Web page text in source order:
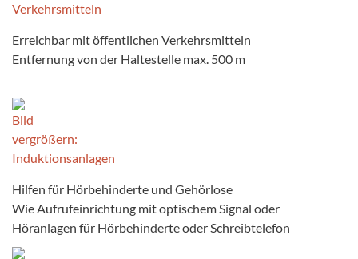
Erreichbar mit öffentlichen Verkehrsmitteln
Entfernung von der Haltestelle max. 500 m
Hilfen für Hörbehinderte und Gehörlose
Wie Aufrufeinrichtung mit optischem Signal oder
Höranlagen für Hörbehinderte oder Schreibtelefon